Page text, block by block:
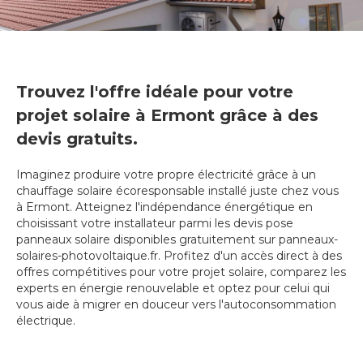
Trouvez l'offre idéale pour votre
projet solaire à Ermont grâce à des
devis gratuits.
Imaginez produire votre propre électricité grâce à un
chauffage solaire écoresponsable installé juste chez vous
à Ermont. Atteignez l'indépendance énergétique en
choisissant votre installateur parmi les devis pose
panneaux solaire disponibles gratuitement sur panneaux-
solaires-photovoltaique.fr. Profitez d'un accès direct à des
offres compétitives pour votre projet solaire, comparez les
experts en énergie renouvelable et optez pour celui qui
vous aide à migrer en douceur vers l'autoconsommation
électrique.